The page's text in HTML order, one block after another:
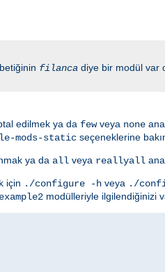
betiğinin filanca diye bir modül var
edilmek ya da fewveya none
mods-static seçeneklerine
ya da all veya reallyall
için ./configure -h veya ./
modülleriyle ilgilendiğinizi